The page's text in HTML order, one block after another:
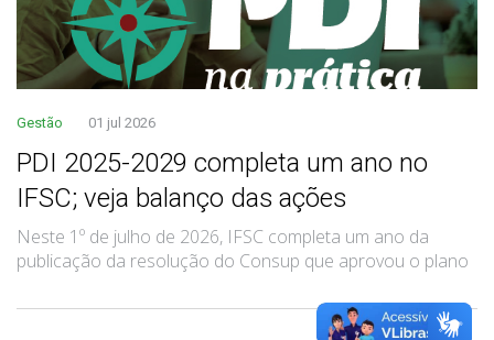
Gestão 01 jul 2026
PDI 2025-2029 completa um ano no
IFSC; veja balanço das ações
Neste 1º de julho de 2026, IFSC completa um ano da
publicação da resolução do Consup que aprovou o plano